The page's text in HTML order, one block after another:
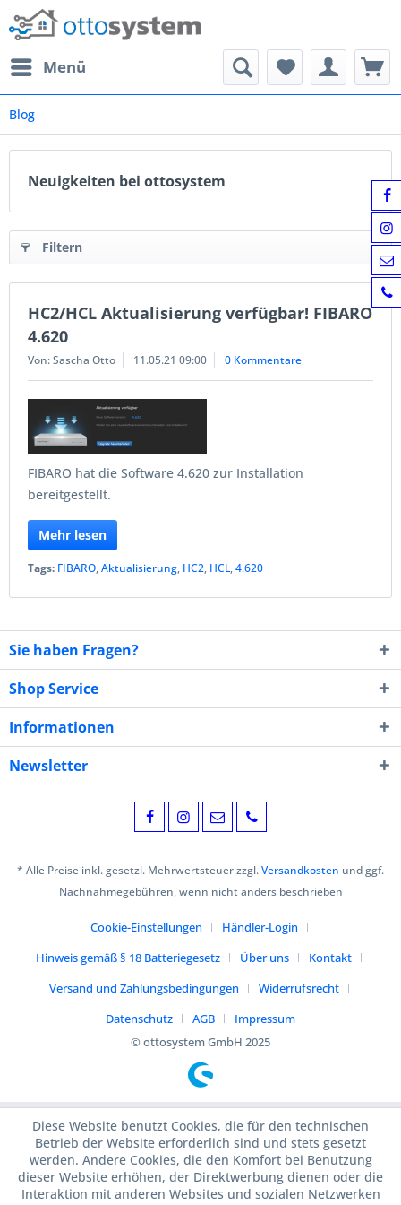
Menü
Blog
Neuigkeiten bei ottosystem
Filtern
HC2/HCL Aktualisierung verfügbar! FIBARO
4.620
Von: Sascha Otto 11.05.21 09:00 0 Kommentare
FIBARO hat die Software 4.620 zur Installation
bereitgestellt.
Mehr lesen
Tags: FIBARO,Aktualisierung, HC2, HCL,4.620
Sie haben Fragen?
Shop Service
Informationen
Newsletter
* Alle Preise inkl. gesetzl. Mehrwertsteuer zzgl.Versandkosten und ggf.
Nachnahmegebühren, wenn nicht anders beschrieben
Cookie-Einstellungen
Händler-Login
Hinweis gemäß § 18 Batteriegesetz
Über uns
Kontakt
Versand und Zahlungsbedingungen
Widerrufsrecht
Datenschutz
AGB
Impressum
© ottosystem GmbH 2025
Diese Website benutzt Cookies, die für den technischen
Betrieb der Website erforderlich sind und stets gesetzt
werden. Andere Cookies, die den Komfort bei Benutzung
dieser Website erhöhen, der Direktwerbung dienen oder die
Interaktion mit anderen Websites und sozialen Netzwerken